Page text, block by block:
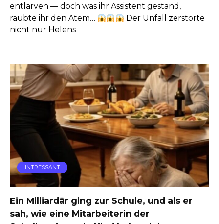
entlarven — doch was ihr Assistent gestand,
raubte ihr den Atem…
Der Unfall zerstörte
nicht nur Helens
INTRESSANT
Ein Milliardär ging zur Schule, und als er
sah, wie eine Mitarbeiterin der